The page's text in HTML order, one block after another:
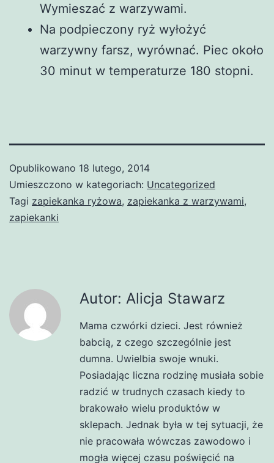
Wymieszać z warzywami.
Na podpieczony ryż wyłożyć
warzywny farsz, wyrównać. Piec około
30 minut w temperaturze 180 stopni.
Opublikowano 18 lutego, 2014
Umieszczono w kategoriach: Uncategorized
Tagi zapiekanka ryżowa, zapiekanka z warzywami,
zapiekanki
Autor: Alicja Stawarz
Mama czwórki dzieci. Jest również
babcią, z czego szczególnie jest
dumna. Uwielbia swoje wnuki.
Posiadając liczna rodzinę musiała sobie
radzić w trudnych czasach kiedy to
brakowało wielu produktów w
sklepach. Jednak była w tej sytuacji, że
nie pracowała wówczas zawodowo i
mogła więcej czasu poświęcić na